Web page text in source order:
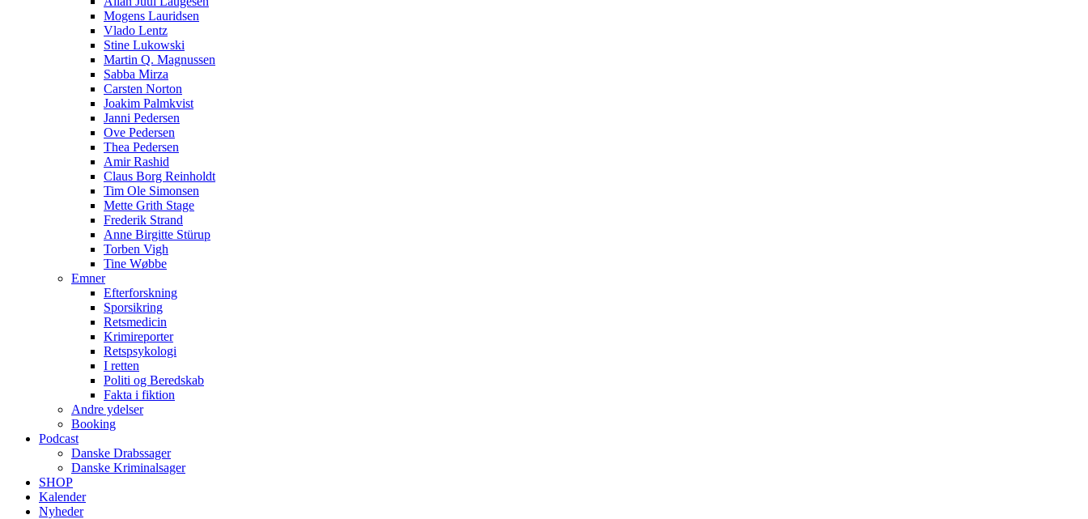
Mogens Lauridsen
Vlado Lentz
Stine Lukowski
Martin Q. Magnussen
Sabba Mirza
Carsten Norton
Joakim Palmkvist
Janni Pedersen
Ove Pedersen
Thea Pedersen
Amir Rashid
Claus Borg Reinholdt
Tim Ole Simonsen
Mette Grith Stage
Frederik Strand
Anne Birgitte Stürup
Torben Vigh
Tine Wøbbe
Emner
Efterforskning
Sporsikring
Retsmedicin
Krimireporter
Retspsykologi
I retten
Politi og Beredskab
Fakta i fiktion
Andre ydelser
Booking
Podcast
Danske Drabssager
Danske Kriminalsager
SHOP
Kalender
Nyheder